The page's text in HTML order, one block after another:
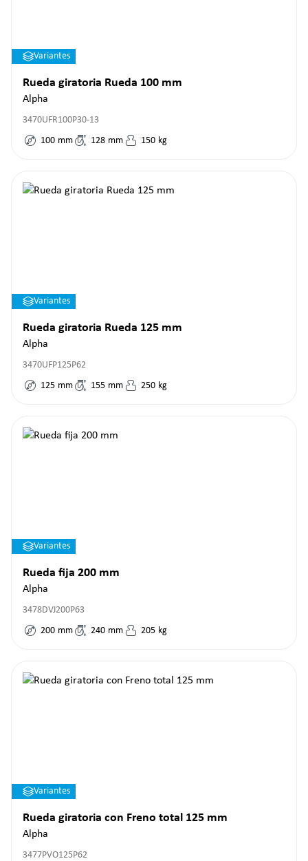
Variantes
Rueda giratoria Rueda 100 mm
Alpha
3470UFR100P30-13
100 mm 128 mm 150 kg
Variantes
Rueda giratoria Rueda 125 mm
Alpha
3470UFP125P62
125 mm 155 mm 250 kg
Variantes
Rueda fija 200 mm
Alpha
3478DVJ200P63
200 mm 240 mm 205 kg
Variantes
Rueda giratoria con Freno total 125 mm
Alpha
3477PVO125P62